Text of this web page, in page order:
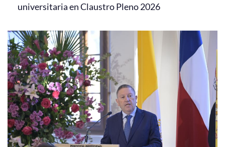
universitaria en Claustro Pleno 2026